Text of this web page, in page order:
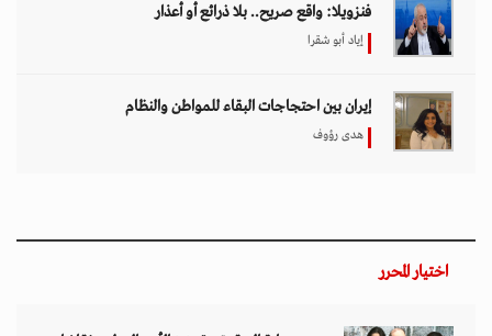
فنزويلا: واقع صريح.. بلا ذرائع أو أعذار
إياد أبو شقرا
إيران بين احتجاجات البقاء للمواطن والنظام
هدى رؤوف
اختيار المحرر